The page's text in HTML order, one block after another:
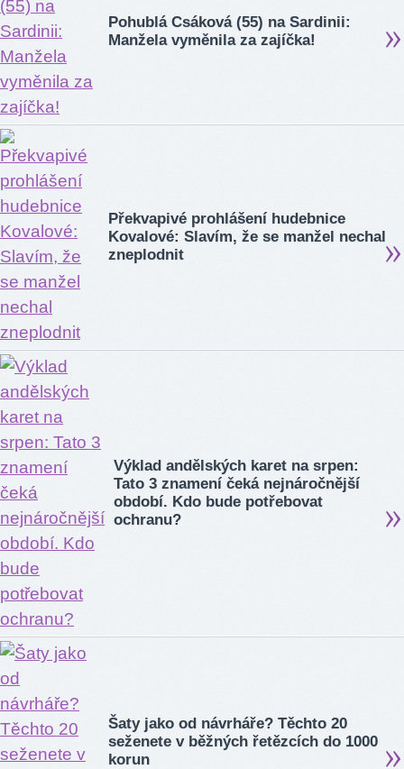
Pohublá Csáková (55) na Sardinii:
Manžela vyměnila za zajíčka!
Překvapivé prohlášení hudebnice
Kovalové: Slavím, že se manžel nechal
zneplodnit
Výklad andělských karet na srpen:
Tato 3 znamení čeká nejnáročnější
období. Kdo bude potřebovat
ochranu?
Šaty jako od návrháře? Těchto 20
seženete v běžných řetězcích do 1000
korun